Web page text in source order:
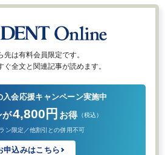
先は有料会員限定です。
ぐ全文と関連記事が読めます。
入会応援キャンペーン実施中
が4,800円 お得 （税込）
ン限定／他割引との併用不可
申込みはこちら